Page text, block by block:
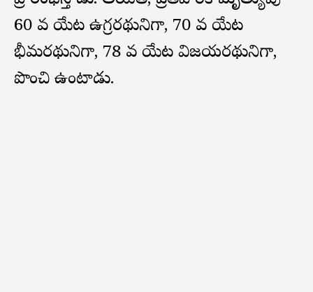
60 వ యేట ఉగ్రరథునిగా, 70 వ యేట
భీమరథునిగా, 78 వ యేట విజయరథునిగా,
పొంచి ఉంటాడు.